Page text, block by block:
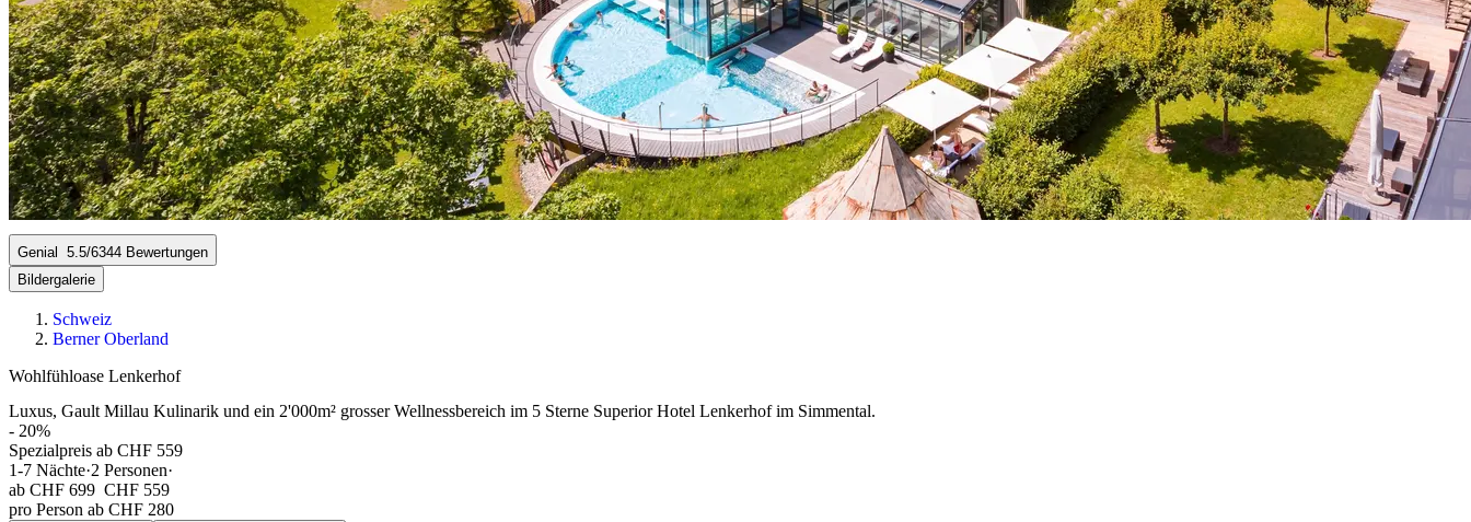
Genial 5.5/6344 Bewertungen
Bildergalerie
Schweiz
Berner Oberland
Wohlfühloase Lenkerhof
Luxus, Gault Millau Kulinarik und ein 2'000m² grosser Wellnessbereich im 5 Sterne Superior Hotel Lenkerhof im Simmental.
- 20%
Spezialpreis ab CHF 559
1-7 Nächte·2 Personen·
ab CHF 699 CHF 559
pro Person ab CHF 280